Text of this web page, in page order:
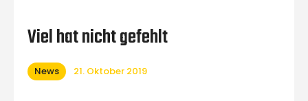
Unterstützen
Links
Viel hat nicht gefehlt
News 21. Oktober 2019